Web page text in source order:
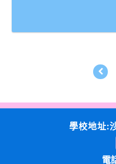
學校地址:
電